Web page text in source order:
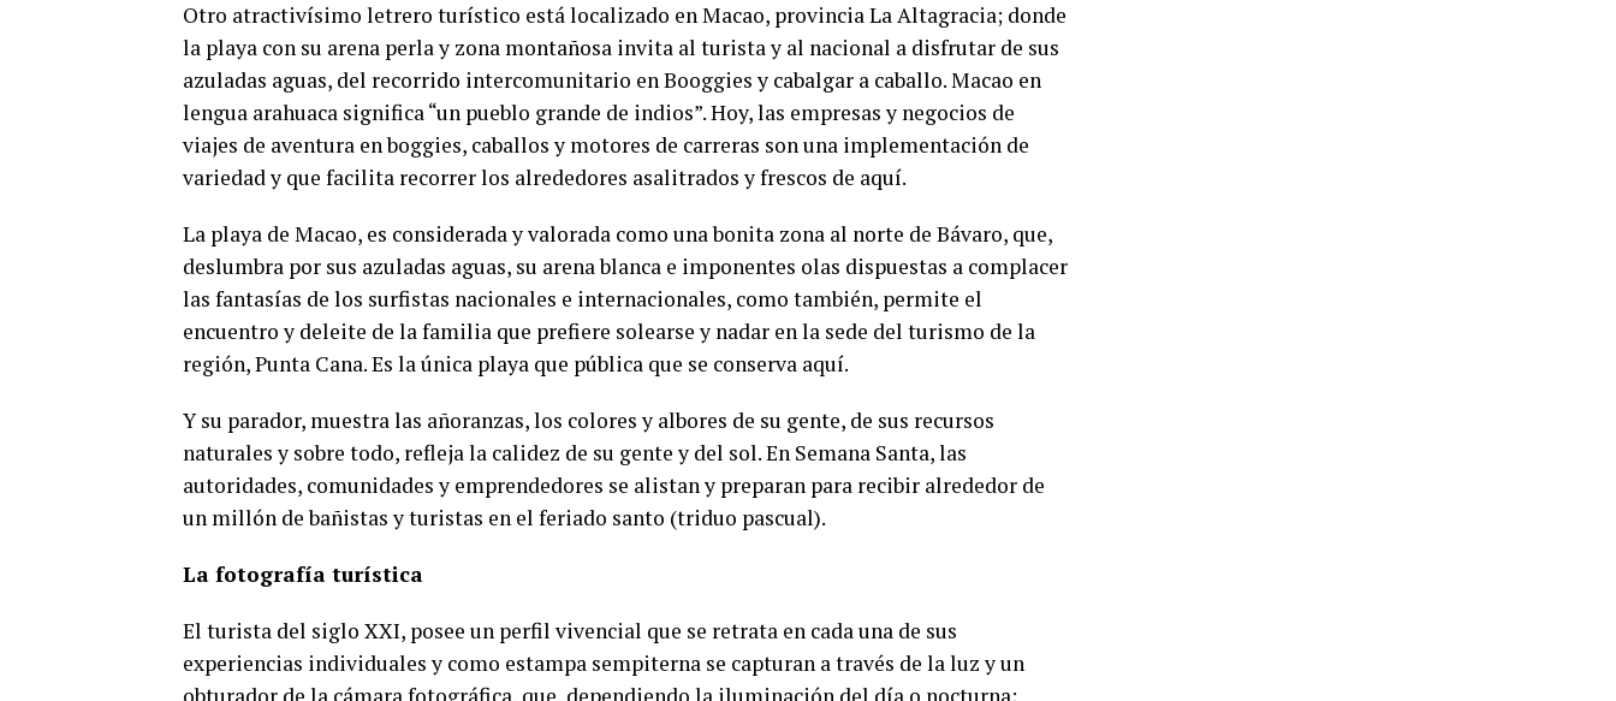
Otro atractivísimo letrero turístico está localizado en Macao, provincia La Altagracia; donde
la playa con su arena perla y zona montañosa invita al turista y al nacional a disfrutar de sus
azuladas aguas, del recorrido intercomunitario en Booggies y cabalgar a caballo. Macao en
lengua arahuaca significa “un pueblo grande de indios”. Hoy, las empresas y negocios de
viajes de aventura en boggies, caballos y motores de carreras son una implementación de
variedad y que facilita recorrer los alrededores asalitrados y frescos de aquí.
La playa de Macao, es considerada y valorada como una bonita zona al norte de Bávaro, que,
deslumbra por sus azuladas aguas, su arena blanca e imponentes olas dispuestas a complacer
las fantasías de los surfistas nacionales e internacionales, como también, permite el
encuentro y deleite de la familia que prefiere solearse y nadar en la sede del turismo de la
región, Punta Cana. Es la única playa que pública que se conserva aquí.
Y su parador, muestra las añoranzas, los colores y albores de su gente, de sus recursos
naturales y sobre todo, refleja la calidez de su gente y del sol. En Semana Santa, las
autoridades, comunidades y emprendedores se alistan y preparan para recibir alrededor de
un millón de bañistas y turistas en el feriado santo (triduo pascual).
La fotografía turística
El turista del siglo XXI, posee un perfil vivencial que se retrata en cada una de sus
experiencias individuales y como estampa sempiterna se capturan a través de la luz y un